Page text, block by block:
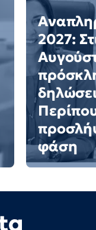
2027:
φάση